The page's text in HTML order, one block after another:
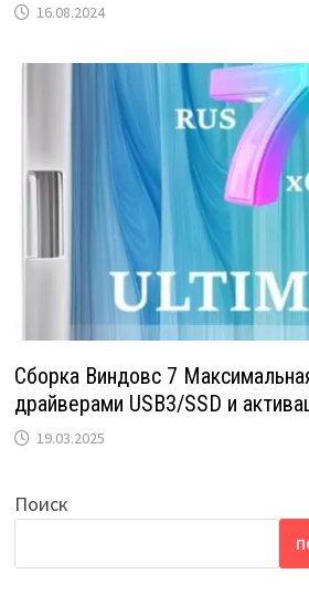
16.08.2024
Сборка Виндовс 7
драйверами USB3/SSD и
19.03.2025
Поиск